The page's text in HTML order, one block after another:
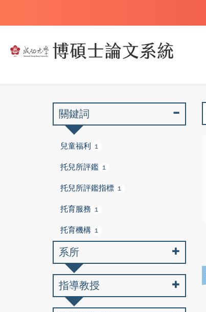
關鍵詞
兒童福利 1
托兒所評鑑 1
托兒所評鑑指標 1
托育服務 1
托育機構 1
系所
指導教授